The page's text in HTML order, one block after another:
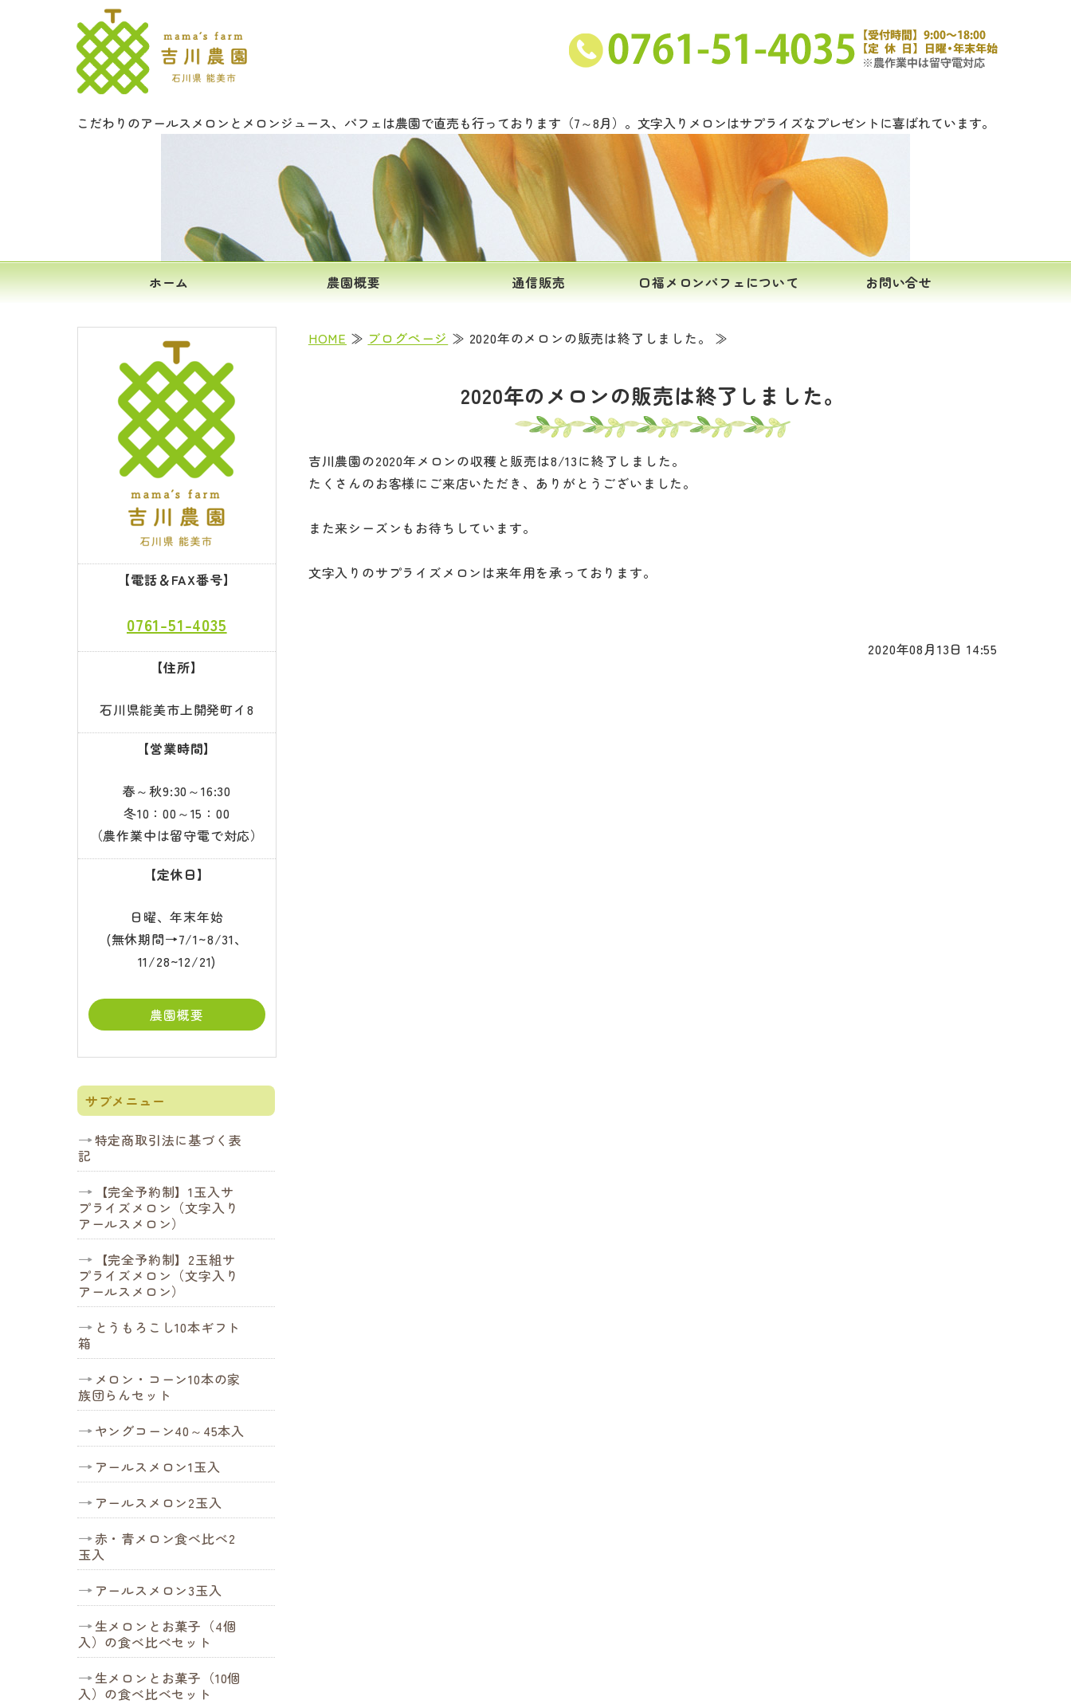
こだわりのアールスメロンとメロンジュース、パフェは農園で直売も行っております（7～8月）。文字入りメロンはサプライズなプレゼントに喜ばれています。
ホーム 農園概要 通信販売 口福メロンパフェについて お問い合せ
HOME ≫ ブログページ ≫ 2020年のメロンの販売は終了しました。 ≫
2020年のメロンの販売は終了しました。
吉川農園の2020年メロンの収穫と販売は8/13に終了しました。
たくさんのお客様にご来店いただき、ありがとうございました。
また来シーズンもお待ちしています。
文字入りのサプライズメロンは来年用を承っております。
2020年08月13日 14:55
【電話＆FAX番号】
0761-51-4035
【住所】
石川県能美市上開発町イ8
【営業時間】
春～秋9:30～16:30
冬10：00～15：00
（農作業中は留守電で対応）
【定休日】
日曜、年末年始
(無休期間→7/1~8/31、
11/28~12/21)
農園概要
サブメニュー
特定商取引法に基づく表
記
【完全予約制】1玉入サ
プライズメロン（文字入り
アールスメロン）
【完全予約制】2玉組サ
プライズメロン（文字入り
アールスメロン）
とうもろこし10本ギフト
箱
メロン・コーン10本の家
族団らんセット
ヤングコーン40～45本入
アールスメロン1玉入
アールスメロン2玉入
赤・青メロン食べ比べ2
玉入
アールスメロン3玉入
生メロンとお菓子（4個
入）の食べ比べセット
生メロンとお菓子（10個
入）の食べ比べセット